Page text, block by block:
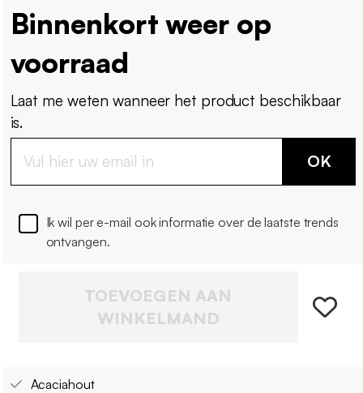
Binnenkort weer op
voorraad
Laat me weten wanneer het product beschikbaar
is.
OK
Ik wil per e-mail ook informatie over de laatste trends
ontvangen.
TOEVOEGEN AAN
WINKELMAND
Acaciahout